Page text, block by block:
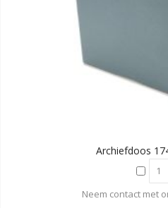
Archiefdoos
Neem contact met